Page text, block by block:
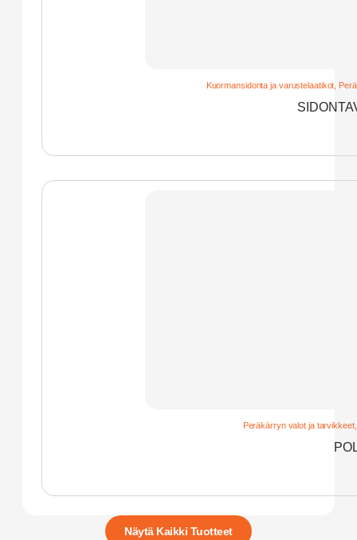
Näytä Kaikki Tuotteet
Kuormansidonta ja varustelaatikot
Peräkärryn valot ja tarvikkeet